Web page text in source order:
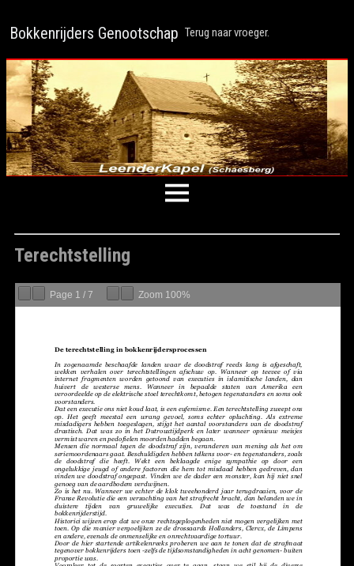
Bokkenrijders Genootschap Terug naar vroeger.
Terechtstelling
Page 1 / 7 Zoom 100%